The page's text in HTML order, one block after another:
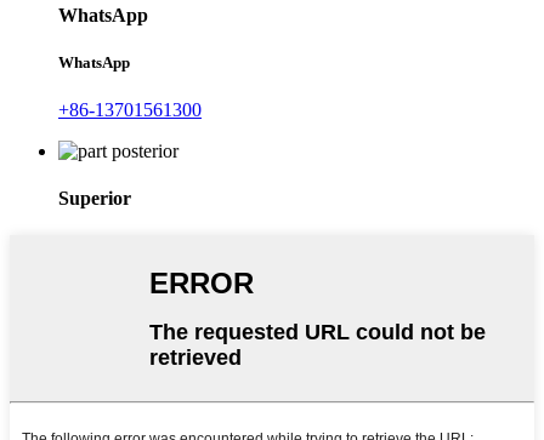
WhatsApp
WhatsApp
+86-13701561300
Superior